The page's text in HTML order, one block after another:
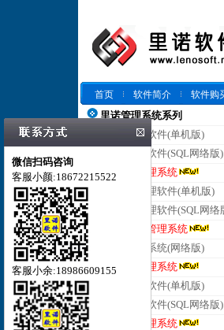
首页 软件简介 软件购
里诺管理系统系列
里诺仓库管理软件(单机版)
里诺仓库管理软件(SQL网络版)
里诺云仓库管理系统
里诺进销存管理软件(单机版)
里诺进销存管理软件(SQL网络
里诺云进销存管理系统
里诺客户管理系统(网络版)
里诺云客户管理系统
里诺合同管理软件(单机版)
里诺合同管理软件(SQL网络版)
里诺云合同管理系统
微信扫码咨询
客服小颜:18672215522
客服小余:18986609155